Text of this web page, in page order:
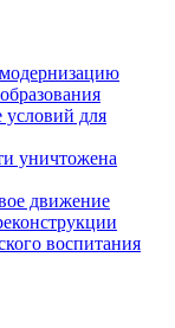
условий для
уничтожена
движение
воспитания